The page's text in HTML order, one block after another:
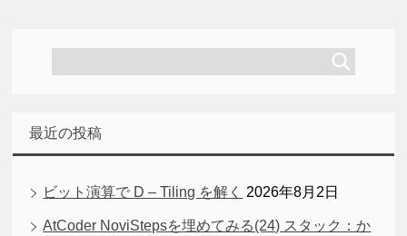
最近の投稿
ビット演算で D – Tiling を解く 2026年8月2日
AtCoder NoviStepsを埋めてみる(24) スタック：か